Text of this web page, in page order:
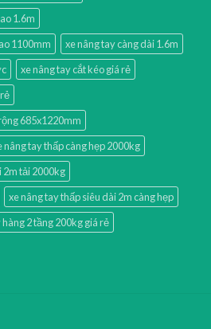
1.6m
1100mm
xe nâng tay càng dài 1.6m
xe nâng tay cắt kéo giá rẻ
685x1220mm
nâng tay thấp càng hẹp 2000kg
2m tải 2000kg
xe nâng tay thấp siêu dài 2m càng hẹp
hàng 2 tầng 200kg giá rẻ